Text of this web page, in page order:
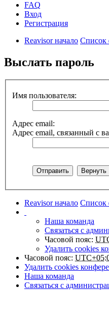
FAQ
Вход
Регистрация
Reavisor начало Список
Выслать пароль
Имя пользователя:
Адрес email:
Адрес email, связанный с
Reavisor начало Список
Наша команда
Связаться с
Часовой пояс:
Удалить cookies
Часовой пояс:
Удалить cookies
Наша команда
Связаться с